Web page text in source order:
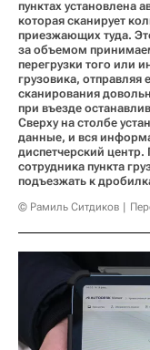
пунктах установлена
которая сканирует
приезжающих туда.
за объемом
перегрузки того или
грузовика, отправляя
сканирования
при въезде
Сверху на столбе
данные, и вся
диспетчерский
сотрудника пункта
подъезжать к
© Рамиль Ситдиков